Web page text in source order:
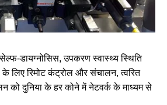
डायग्नोसिस, उपकरण स्वास्थ्य स्थिति
लिए रिमोट कंट्रोल और संचालन, त्वरित
दुनिया के हर कोने में नेटवर्क के माध्यम से